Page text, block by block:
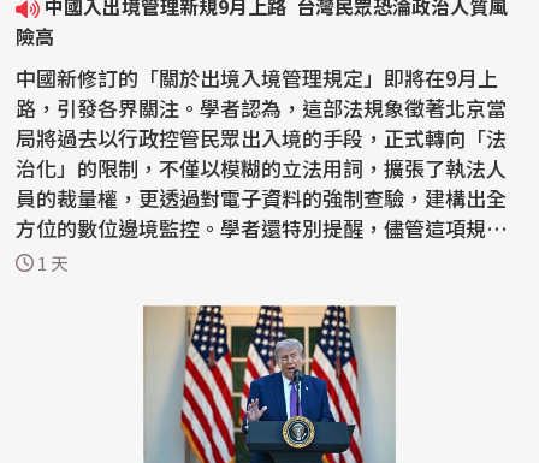
險高
中國新修訂的「關於出境入境管理規定」即將在9月上
路，引發各界關注。學者認為，這部法規象徵著北京當
局將過去以行政控管民眾出入境的手段，正式轉向「法
治化」的限制，不僅以模糊的立法用詞，擴張了執法人
員的裁量權，更透過對電子資料的強制查驗，建構出全
方位的數位邊境監控。學者還特別提醒，儘管這項規定
的對象...
1 天